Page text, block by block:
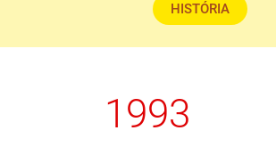
HISTÓRIA
1993